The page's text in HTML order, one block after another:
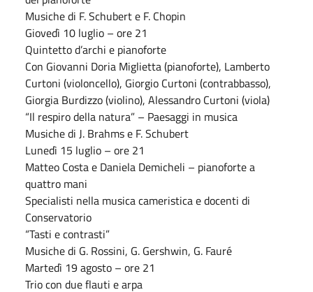
Musiche di F. Schubert e F. Chopin
Giovedì 10 luglio – ore 21
Quintetto d’archi e pianoforte
Con Giovanni Doria Miglietta (pianoforte), Lamberto
Curtoni (violoncello), Giorgio Curtoni (contrabbasso),
Giorgia Burdizzo (violino), Alessandro Curtoni (viola)
“Il respiro della natura” – Paesaggi in musica
Musiche di J. Brahms e F. Schubert
Lunedì 15 luglio – ore 21
Matteo Costa e Daniela Demicheli – pianoforte a
quattro mani
Specialisti nella musica cameristica e docenti di
Conservatorio
“Tasti e contrasti”
Musiche di G. Rossini, G. Gershwin, G. Fauré
Martedì 19 agosto – ore 21
Trio con due flauti e arpa